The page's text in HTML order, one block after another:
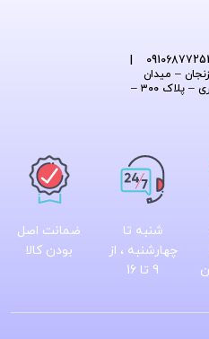
– میدان
ولیعصر – خیابان شیخ فضل الله نوری – پلاک ۳۰۰ –
شنبه تا
چهارشنبه ، از
9 تا 16
ضمانت اصل
بودن کالا